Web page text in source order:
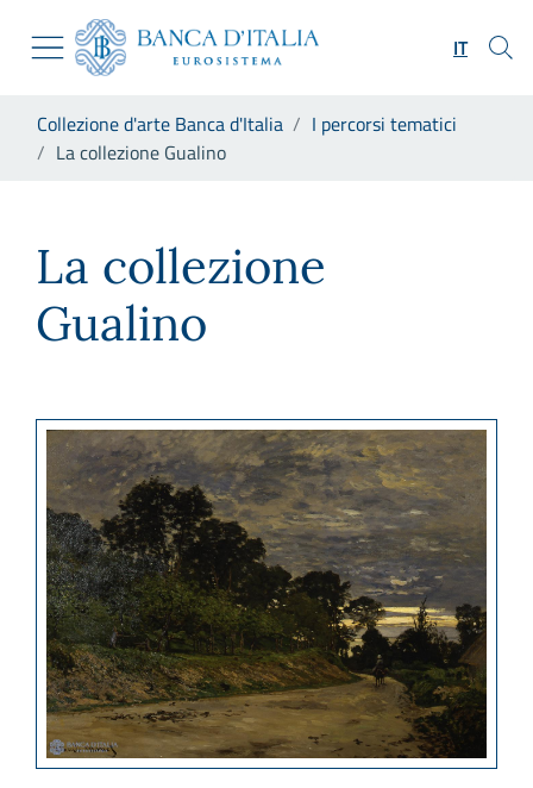
Skip to Main Content
Vai al sito istituzionale
Vai al menu di navigazione
Vai alla ricerca
Vai al footer
IT
Collezione d'arte Banca d'Italia
I percorsi tematici
La collezione Gualino
La collezione
Gualino